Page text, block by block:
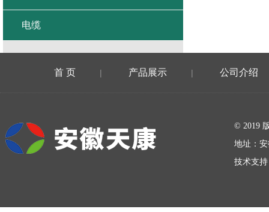
电缆
首 页 | 产品展示 | 公司介绍
© 2019
地址：
技术支